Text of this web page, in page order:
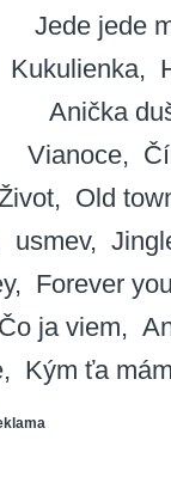
Jede jede
Kukulienka
Anička
Vianoce
Old
usmev
Forever
Čo ja viem
Kým ťa mám